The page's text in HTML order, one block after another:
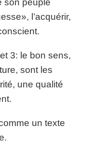
son peuple
l’acquérir,
3: le bon sens,
sont les
une qualité
un texte